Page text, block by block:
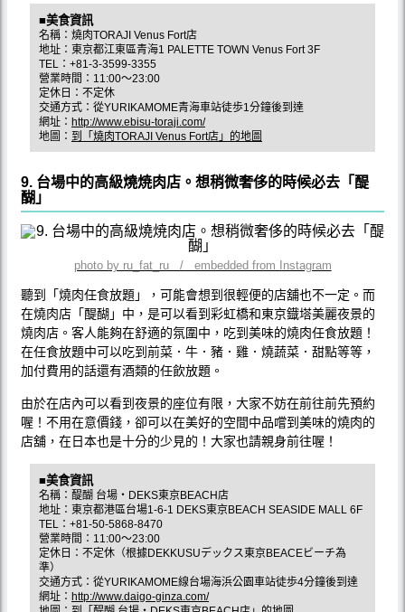
■美食資訊
名稱：燒肉TORAJI Venus Fort店
地址：東京都江東區青海1 PALETTE TOWN Venus Fort 3F
TEL：+81-3-3599-3355
營業時間：11:00～23:00
定休日：不定休
交通方式：從YURIKAMOME青海車站徒歩1分鐘後到達
網址： http://www.ebisu-toraji.com/
地圖： 到「燒肉TORAJI Venus Fort店」的地圖
9. 台場中的高級燒焼肉店。想稍微奢侈的時候必去「醍
醐」
photo by ru_fat_ru / embedded from Instagram
聽到「燒肉任食放題」，可能會想到很輕便的店舖也不一定。而
在燒肉店「醍醐」中，是可以看到彩虹橋和東京鐡塔美麗夜景的
燒肉店。客人能夠在舒適的氛圍中，吃到美味的燒肉任食放題！
在任食放題中可以吃到前菜．牛．豬．雞．燒蔬菜．甜點等等，
加付費用的話還有酒類的任飲放題。
由於在店內可以看到夜景的座位有限，大家不妨在前往前先預約
喔！不用在意價錢，卻可以在美好的空間中品嚐到美味的燒肉的
店舖，在日本也是十分的少見的！大家也請親身前往喔！
■美食資訊
名稱：醍醐 台場・DEKS東京BEACH店
地址：東京都港區台場1-6-1 DEKS東京BEACH SEASIDE MALL 6F
TEL：+81-50-5868-8470
營業時間：11:00～23:00
定休日：不定休（根據DEKKUSUデックス東京BEACEビーチ為
準）
交通方式：從YURIKAMOME線台場海浜公園車站徒歩4分鐘後到達
網址： http://www.daigo-ginza.com/